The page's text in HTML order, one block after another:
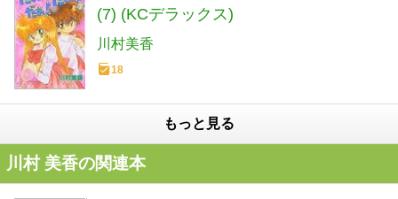
(7) (KCデラックス)
川村美香
18
もっと見る
川村 美香の関連本